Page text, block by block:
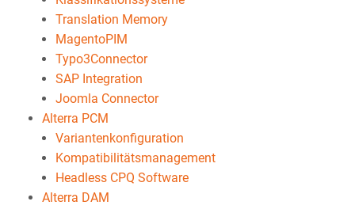
Translation Memory
MagentoPIM
Typo3Connector
SAP Integration
Joomla Connector
Alterra PCM
Variantenkonfiguration
Kompatibilitätsmanagement
Headless CPQ Software
Alterra DAM